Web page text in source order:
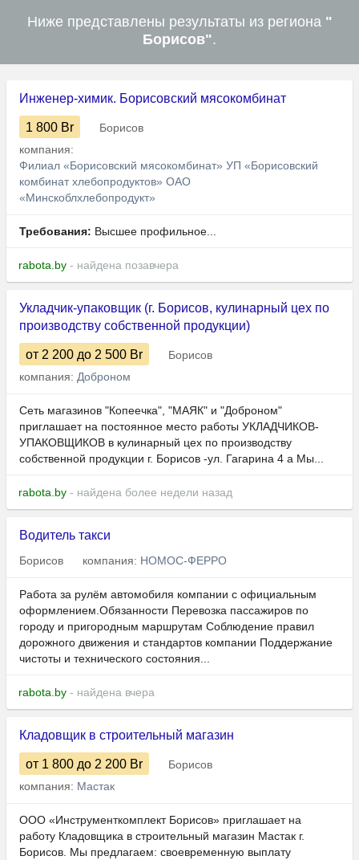
Ниже представлены результаты из региона "
Борисов".
Инженер-химик. Борисовский мясокомбинат
1 800 Br
Борисов
компания:
Филиал «Борисовский мясокомбинат» УП «Борисовский
комбинат хлебопродуктов» ОАО
«Минскоблхлебопродукт»
Требования: Высшее профильное...
rabota.by - найдена позавчера
Укладчик-упаковщик (г. Борисов, кулинарный цех по
производству собственной продукции)
от 2 200 до 2 500 Br
Борисов
компания: Доброном
Сеть магазинов "Копеечка", "МАЯК" и "Доброном"
приглашает на постоянное место работы УКЛАДЧИКОВ-
УПАКОВЩИКОВ в кулинарный цех по производству
собственной продукции г. Борисов -ул. Гагарина 4 а Мы...
rabota.by - найдена более недели назад
Водитель такси
Борисов компания: НОМОС-ФЕРРО
Работа за рулём автомобиля компании с официальным
оформлением.Обязанности Перевозка пассажиров по
городу и пригородным маршрутам Соблюдение правил
дорожного движения и стандартов компании Поддержание
чистоты и технического состояния...
rabota.by - найдена вчера
Кладовщик в строительный магазин
от 1 800 до 2 200 Br
Борисов
компания: Мастак
ООО «Инструменткомплект Борисов» приглашает на
работу Кладовщика в строительный магазин Мастак г.
Борисов. Мы предлагаем: своевременную выплату